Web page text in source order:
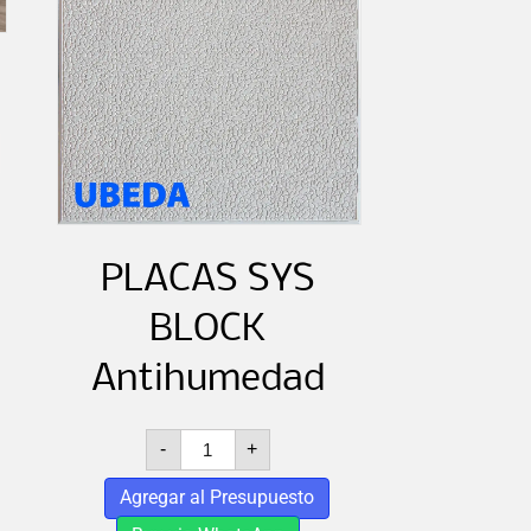
PLACAS SYS
BLOCK
Antihumedad
-
PLACAS
SYS
BLOCK
Antihumedad
cantidad
+
Agregar al Presupuesto